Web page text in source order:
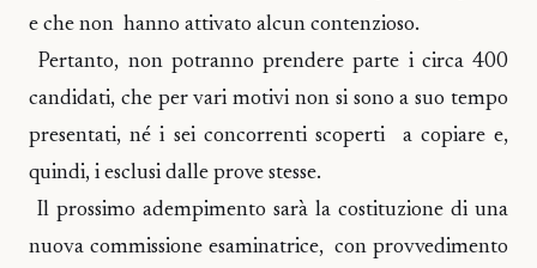
e che non hanno attivato alcun contenzioso.
Pertanto, non potranno prendere parte i circa 400
candidati, che per vari motivi non si sono a suo tempo
presentati, né i sei concorrenti scoperti a copiare e,
quindi, i esclusi dalle prove stesse.
Il prossimo adempimento sarà la costituzione di una
nuova commissione esaminatrice, con provvedimento